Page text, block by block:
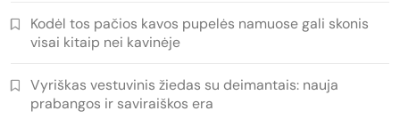
Kodėl tos pačios kavos pupelės namuose gali skonis
visai kitaip nei kavinėje
Vyriškas vestuvinis žiedas su deimantais: nauja
prabangos ir saviraiškos era